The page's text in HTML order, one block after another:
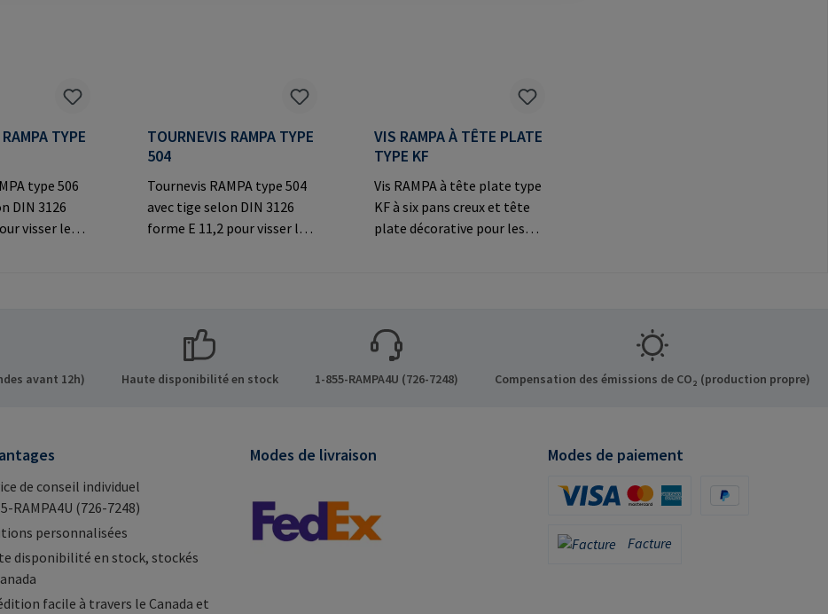
TYPE
type 506
DIN 3126
visser les
sur le
GmbH &
Heide 8 21514
TOURNEVIS RAMPA TYPE
504
Tournevis RAMPA type 504
avec tige selon DIN 3126
forme E 11,2 pour visser les
RAMPA.Informations sur le
fabricant: RAMPA GmbH &
Co. KG Auf der Heide 8 21514
VIS RAMPA À TÊTE PLATE
TYPE KF
Vis RAMPA à tête plate type
KF à six pans creux et tête
plate décorative pour les
Büchen Germany E-Mail:
mail@rampa.com
avant 12h) Haute disponibilité en stock 1-855-RAMPA4U (726-7248) Compensation des émissions de CO₂ (production propre)
de conseil individuel
RAMPA4U (726-7248)
personnalisées
disponibilité en stock, stockés
facile à travers le Canada et
Modes de livraison Modes de paiement
Facture
Facture